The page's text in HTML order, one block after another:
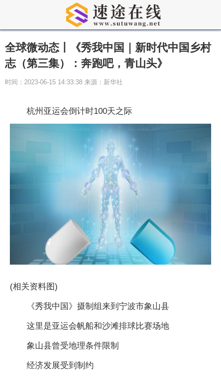
全球微动态丨《秀我中国｜新时代中国乡村
志（第三集）：奔跑吧，青山头》
时间：2023-06-15 14:33:38 来源：新华社
杭州亚运会倒计时100天之际
(相关资料图)
《秀我中国》摄制组来到宁波市象山县
这里是亚运会帆船和沙滩排球比赛场地
象山县曾受地理条件限制
经济发展受到制约